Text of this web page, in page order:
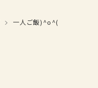
一人ご飯)^o^(